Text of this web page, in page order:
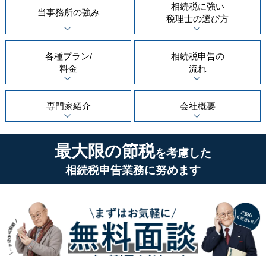
当事務所の強み
相続税に強い
税理士の選び方
各種プラン/
料金
相続税申告の
流れ
専門家紹介 会社概要
最大限の節税を考慮した
相続税申告業務に努めます